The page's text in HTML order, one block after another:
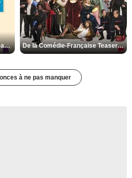
Les Matins merveilleux Bande-annonce VF De la Comédie-Française Teaser VF
à ne pas manquer